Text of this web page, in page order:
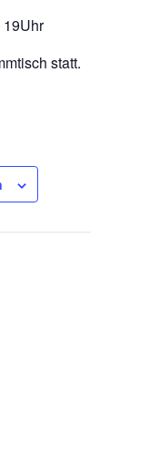
statt.